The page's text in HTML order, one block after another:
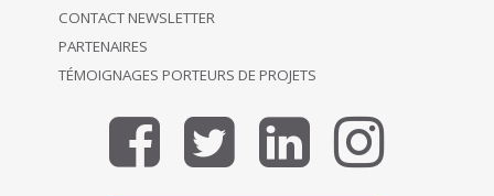
CONTACT NEWSLETTER
PARTENAIRES
TÉMOIGNAGES PORTEURS DE PROJETS